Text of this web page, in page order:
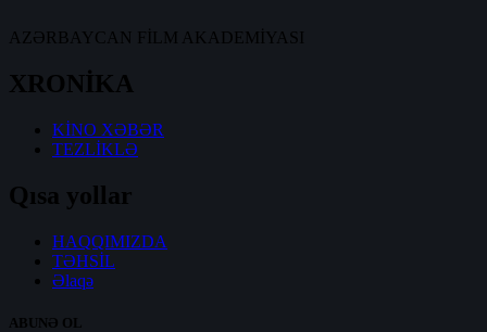
AZƏRBAYCAN FİLM AKADEMİYASI
XRONİKA
KİNO XƏBƏR
TEZLİKLƏ
Qısa yollar
HAQQIMIZDA
TƏHSİL
Əlaqə
ABUNƏ OL